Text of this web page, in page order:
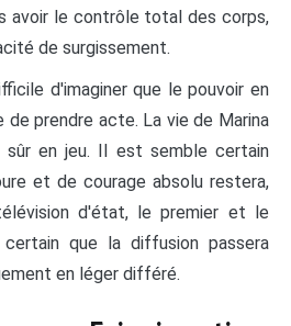
avoir le contrôle total des corps,
de surgissement.
d'imaginer que le pouvoir en
prendre acte. La vie de Marina
sûr en jeu. Il est semble certain
et de courage absolu restera,
d'état, le premier et le
que la diffusion passera
en léger différé.